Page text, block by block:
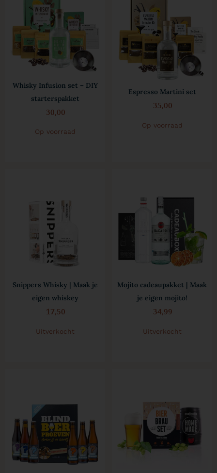
Whisky Infusion set – DIY
starterspakket
30,00
Op voorraad
Espresso Martini set
35,00
Op voorraad
Snippers Whisky | Maak je
eigen whiskey
17,50
Uitverkocht
Mojito cadeaupakket | Maak
je eigen mojito!
34,99
Uitverkocht